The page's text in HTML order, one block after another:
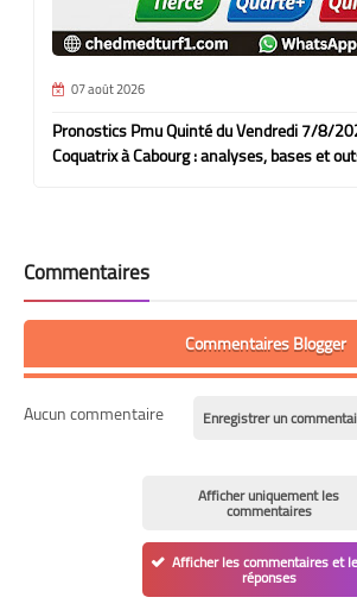
07 août 2026
Pronostics Pmu Quinté du Vendredi 7/8/
Coquatrix à Cabourg : analyses, bases et
Commentaires
Commentaires Blogger
Aucun commentaire Enregistrer un
Afficher uniquement les
commentaires
Afficher les commentaires et
réponses